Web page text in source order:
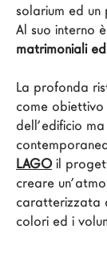
Press
Cataloghi
Contatti
Lavora con noi
solarium ed
Al suo interno
matrimoniali
La profonda
come
dell’edificio
LAGO il
creare
caratterizzata
colori ed i